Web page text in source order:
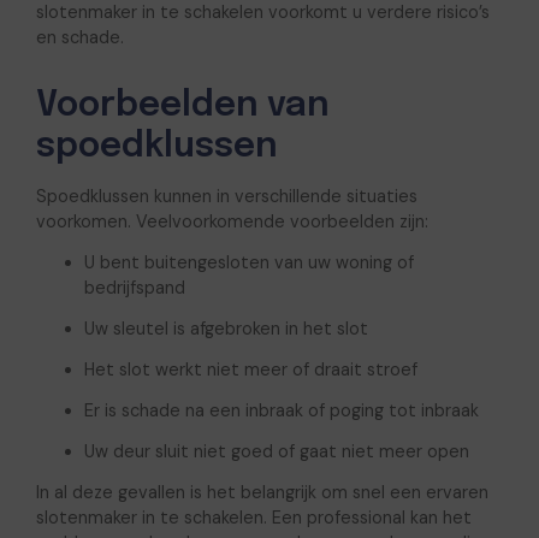
slotenmaker in te schakelen voorkomt u verdere risico’s
en schade.
Voorbeelden van
spoedklussen
Spoedklussen kunnen in verschillende situaties
voorkomen. Veelvoorkomende voorbeelden zijn:
U bent buitengesloten van uw woning of
bedrijfspand
Uw sleutel is afgebroken in het slot
Het slot werkt niet meer of draait stroef
Er is schade na een inbraak of poging tot inbraak
Uw deur sluit niet goed of gaat niet meer open
In al deze gevallen is het belangrijk om snel een ervaren
slotenmaker in te schakelen. Een professional kan het